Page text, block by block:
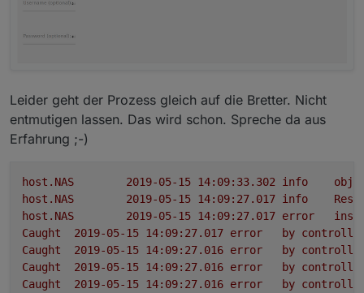
Leider geht der Prozess gleich auf die Bretter. Nicht
entmutigen lassen. Das wird schon. Spreche da aus
Erfahrung ;-)
host.NAS info
host.NAS
info
host.NAS
error
Caught
error by
Caught
error by
Caught
error by
Caught
error by